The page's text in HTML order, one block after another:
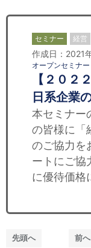
セミナー 経営
作成日：2021
オープンセミナー
【２０２
日系企業
本セミナー
の皆様に「
のご協力を
ートにご協
に優待価
先頭へ 前へ